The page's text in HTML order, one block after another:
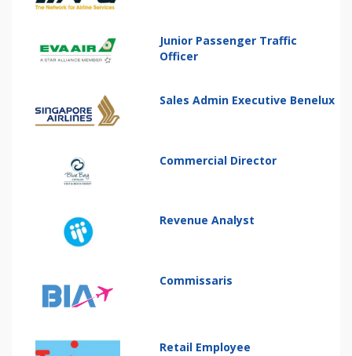
Junior Passenger Traffic
Officer
Sales Admin Executive Benelux
Commercial Director
Revenue Analyst
Commissaris
Retail Employee